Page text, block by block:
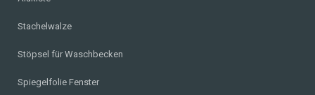
Stachelwalze
Stöpsel für Waschbecken
Spiegelfolie Fenster